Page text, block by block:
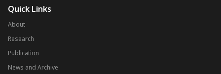
Quick Links
About
Research
Publication
News and Archive